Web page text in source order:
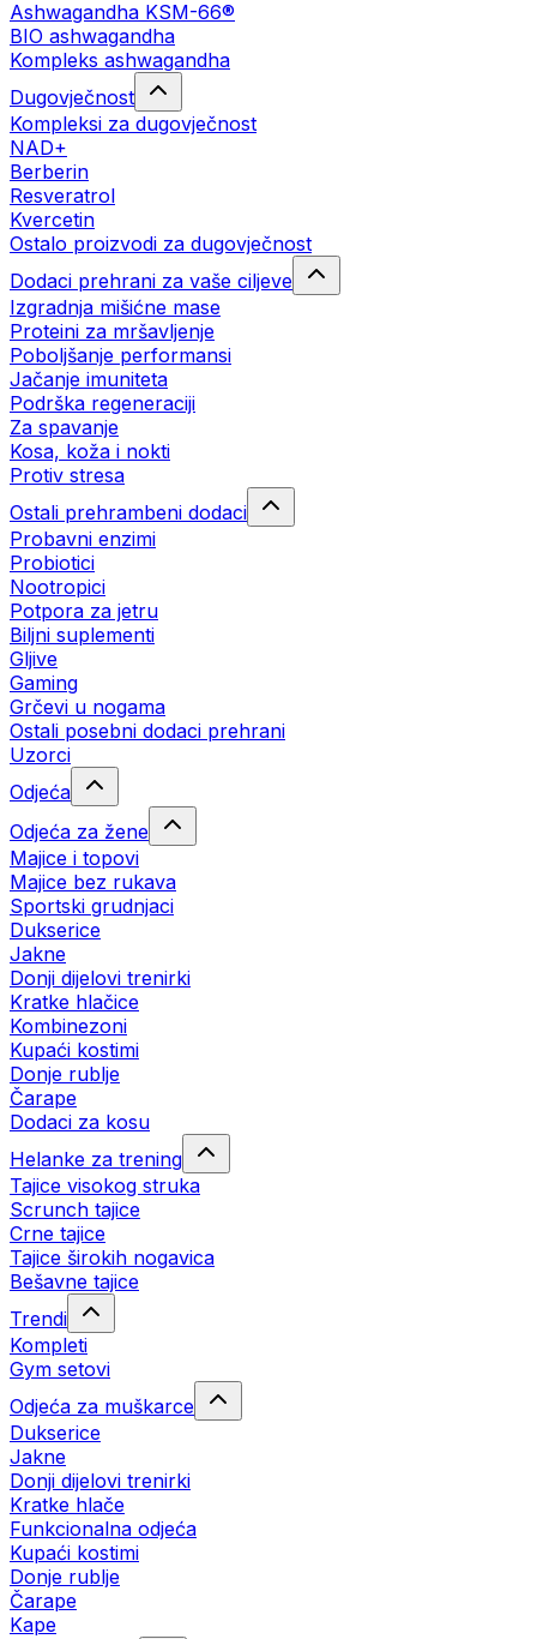
Ashwagandha KSM-66®
BIO ashwagandha
Kompleks ashwagandha
Dugovječnost
Kompleksi za dugovječnost
NAD+
Berberin
Resveratrol
Kvercetin
Ostalo proizvodi za dugovječnost
Dodaci prehrani za vaše ciljeve
Izgradnja mišićne mase
Proteini za mršavljenje
Poboljšanje performansi
Jačanje imuniteta
Podrška regeneraciji
Za spavanje
Kosa, koža i nokti
Protiv stresa
Ostali prehrambeni dodaci
Probavni enzimi
Probiotici
Nootropici
Potpora za jetru
Biljni suplementi
Gljive
Gaming
Grčevi u nogama
Ostali posebni dodaci prehrani
Uzorci
Odjeća
Odjeća za žene
Majice i topovi
Majice bez rukava
Sportski grudnjaci
Dukserice
Jakne
Donji dijelovi trenirki
Kratke hlačice
Kombinezoni
Kupaći kostimi
Donje rublje
Čarape
Dodaci za kosu
Helanke za trening
Tajice visokog struka
Scrunch tajice
Crne tajice
Tajice širokih nogavica
Bešavne tajice
Trendi
Kompleti
Gym setovi
Odjeća za muškarce
Dukserice
Jakne
Donji dijelovi trenirki
Kratke hlače
Funkcionalna odjeća
Kupaći kostimi
Donje rublje
Čarape
Kape